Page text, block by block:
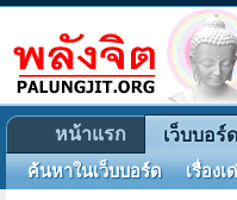
หน้าแรก เว็บบอร์ด
ค้นหาในเว็บบอร์ด เรื่องเ